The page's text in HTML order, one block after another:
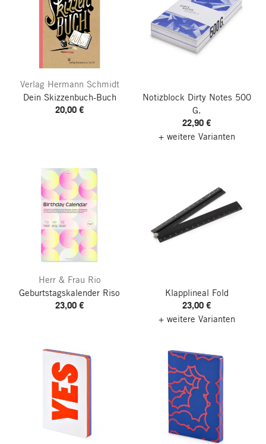
Verlag Hermann Schmidt
Dein Skizzenbuch-Buch
20,00 €
Notizblock Dirty Notes500
G.
22,90 €
+ weitere Varianten
Herr & Frau Rio
Geburtstagskalender Riso
23,00 €
Klapplineal Fold
23,00 €
+ weitere Varianten